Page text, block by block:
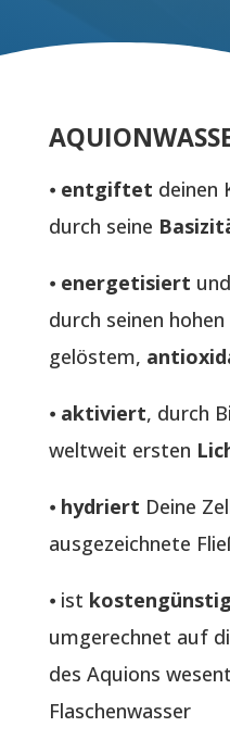
⦁ entgiftet deinen
durch seine
⦁ energetisiert
durch seinen
gelöstem,
⦁ aktiviert, durch
weltweit ersten
⦁ hydriert Deine
ausgezeichnete
⦁ ist kostengünstig
umgerechnet auf
des Aquions
Flaschenwasser